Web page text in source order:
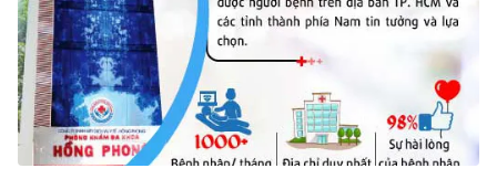
Thế giới
Tin tức
Thế giới đó đây
Câu chuyện quốc tế
Kinh tế
Tài chính
Thị trường
Dữ liệu và đời sống